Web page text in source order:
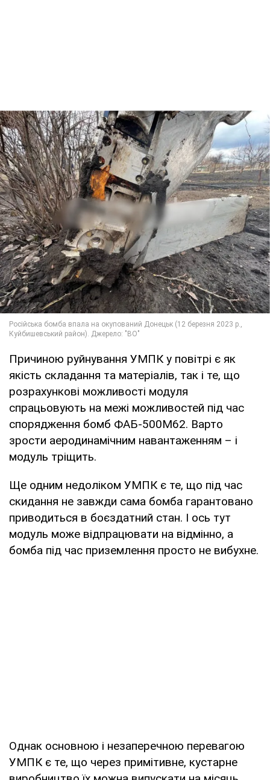
Причиною руйнування УМПК у повітрі є як
якість складання та матеріалів, так і те, що
розрахункові можливості модуля
спрацьовують на межі можливостей під час
спорядження бомб ФАБ-500М62. Варто
зрости аеродинамічним навантаженням – і
модуль тріщить.
Ще одним недоліком УМПК є те, що під час
скидання не завжди сама бомба гарантовано
приводиться в боєздатний стан. І ось тут
модуль може відпрацювати на відмінно, а
бомба під час приземлення просто не вибухне.
Однак основною і незаперечною перевагою
УМПК є те, що через примітивне, кустарне